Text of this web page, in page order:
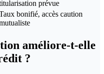
prévue
bonifié, accès caution
améliore-t-elle
?